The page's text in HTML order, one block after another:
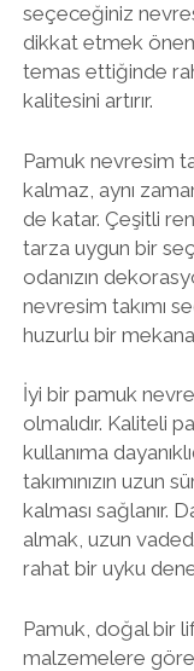
seçeceğiniz
dikkat etmek
temas ettiğinde
kalitesini artırır.
Pamuk nevresim
kalmaz, aynı
de katar. Çeşitli
tarza uygun bir
odanızın
nevresim takımı
huzurlu bir
İyi bir pamuk
olmalıdır. Kaliteli
kullanıma
takımınızın uzun
kalması sağlanır.
almak, uzun
rahat bir uyku
Pamuk, doğal bir
malzemelere